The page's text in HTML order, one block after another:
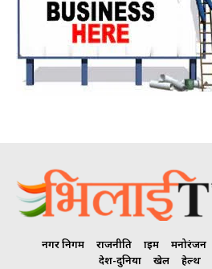
नगर निगम राजनीति क्राइम मनोरंजन
देश-दुनिया
खेल हेल्थ